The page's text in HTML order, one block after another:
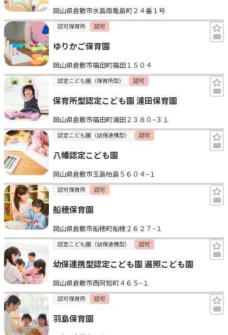
岡山県倉敷市水島南亀島町２４番１号
認可保育所 認可
ゆりかご保育園
岡山県倉敷市福田町福田１５０４
認定こども園（保育所型） 認可
保育所型認定こども園 浦田保育園
岡山県倉敷市福田町浦田２３８０−３１
認定こども園（幼保連携型） 認可
八幡認定こども園
岡山県倉敷市玉島柏島５６０４−１
認可保育所 認可
船穂保育園
岡山県倉敷市船穂町船穂２６２７−１
認定こども園（幼保連携型） 認可
幼保連携型認定こども園 遍照こども園
岡山県倉敷市西阿知町４６５−１
認可保育所 認可
羽島保育園